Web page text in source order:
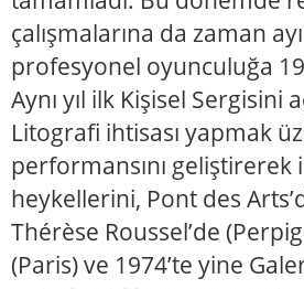
çalışmalarına da zaman
profesyonel oyunculuğa
Aynı yıl ilk Kişisel Sergisini
Litografi ihtisası yapmak
performansını geliştirerek
heykellerini, Pont des
Thérèse Roussel’de
(Paris) ve 1974’te yine